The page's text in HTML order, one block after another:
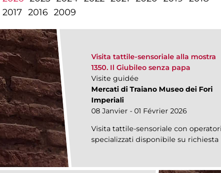
2017 2016 2009
Visita tattile-sensoriale alla mostra
1350. Il Giubileo senza papa
Visite guidée
Mercati di Traiano Museo dei Fori
Imperiali
08 Janvier - 01 Février 2026
Visita tattile-sensoriale con
specializzati disponibile su richiesta